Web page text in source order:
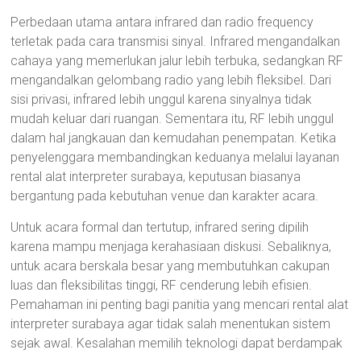
Perbedaan utama antara infrared dan radio frequency
terletak pada cara transmisi sinyal. Infrared mengandalkan
cahaya yang memerlukan jalur lebih terbuka, sedangkan RF
mengandalkan gelombang radio yang lebih fleksibel. Dari
sisi privasi, infrared lebih unggul karena sinyalnya tidak
mudah keluar dari ruangan. Sementara itu, RF lebih unggul
dalam hal jangkauan dan kemudahan penempatan. Ketika
penyelenggara membandingkan keduanya melalui layanan
rental alat interpreter surabaya, keputusan biasanya
bergantung pada kebutuhan venue dan karakter acara.
Untuk acara formal dan tertutup, infrared sering dipilih
karena mampu menjaga kerahasiaan diskusi. Sebaliknya,
untuk acara berskala besar yang membutuhkan cakupan
luas dan fleksibilitas tinggi, RF cenderung lebih efisien.
Pemahaman ini penting bagi panitia yang mencari rental alat
interpreter surabaya agar tidak salah menentukan sistem
sejak awal. Kesalahan memilih teknologi dapat berdampak